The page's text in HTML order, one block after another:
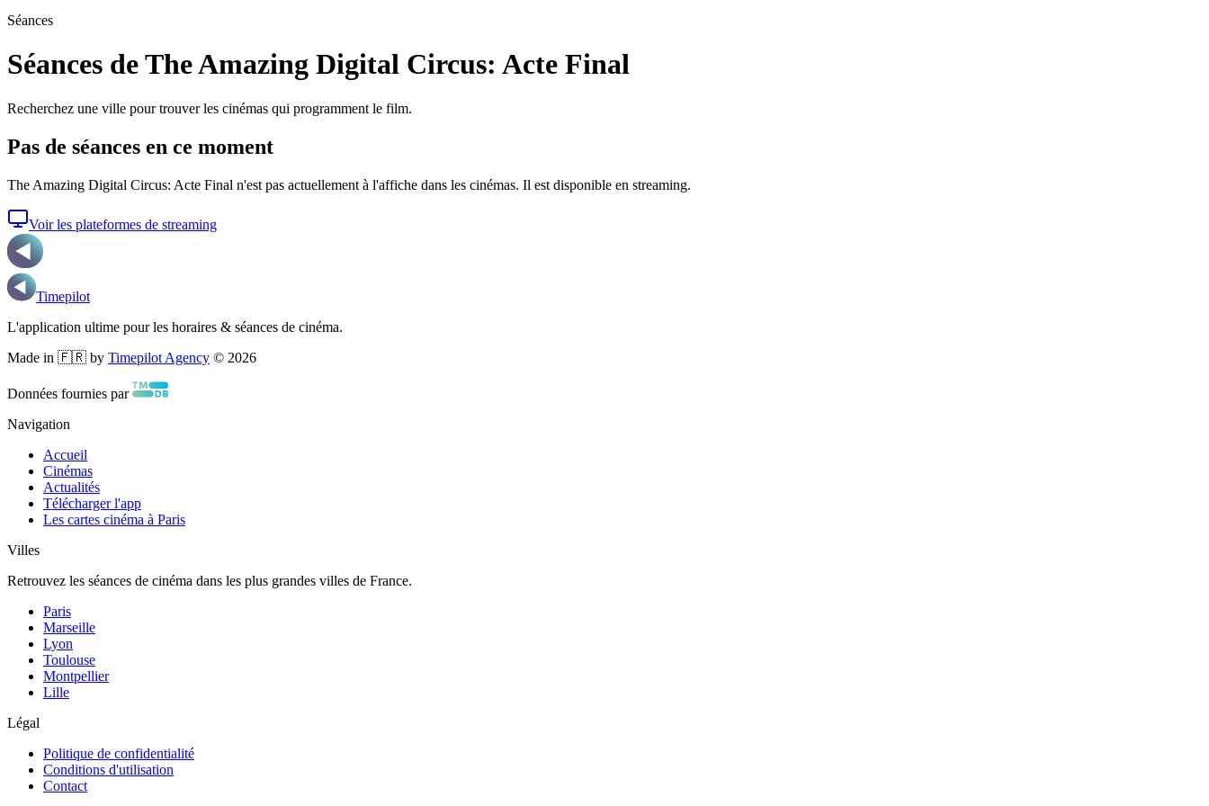
Séances
Séances de The Amazing Digital Circus: Acte Final
Recherchez une ville pour trouver les cinémas qui programment le film.
Pas de séances en ce moment
The Amazing Digital Circus: Acte Final n'est pas actuellement à l'affiche dans les cinémas. Il est disponible en streaming.
Voir les plateformes de streaming
Timepilot
L'application ultime pour les horaires & séances de cinéma.
Made in 🇫🇷 by Timepilot Agency © 2026
Données fournies par
Navigation
Accueil
Cinémas
Actualités
Télécharger l'app
Les cartes cinéma à Paris
Villes
Retrouvez les séances de cinéma dans les plus grandes villes de France.
Paris
Marseille
Lyon
Toulouse
Montpellier
Lille
Légal
Politique de confidentialité
Conditions d'utilisation
Contact